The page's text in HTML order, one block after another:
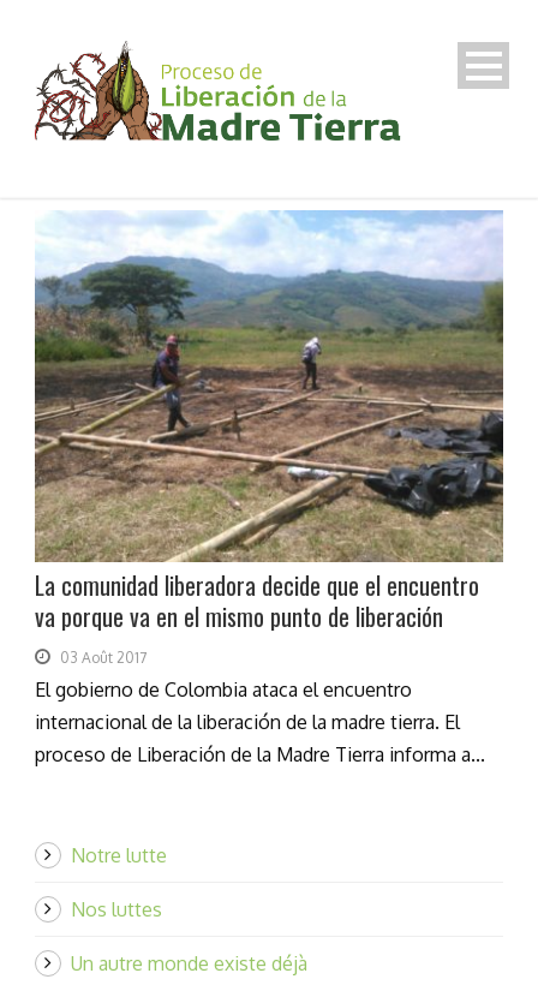
La comunidad liberadora decide que el encuentro
va porque va en el mismo punto de liberación
03 Août 2017
El gobierno de Colombia ataca el encuentro
internacional de la liberación de la madre tierra. El
proceso de Liberación de la Madre Tierra informa a...
Notre lutte
Nos luttes
Un autre monde existe déjà